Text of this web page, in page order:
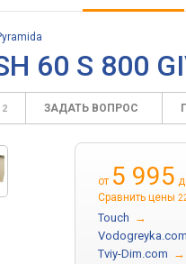
60 S 800
2 ЗАДАТЬ ВОПРОС
от 5 995
Сравнить цены
Touch →
Tviy-Dim.com →